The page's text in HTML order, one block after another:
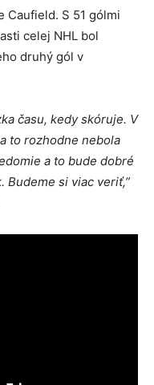
Caufield. S 51 gólmi
celej NHL bol
druhý gól v
času, kedy skóruje. V
to rozhodne nebola
a to bude dobré
Budeme si viac veriť,”